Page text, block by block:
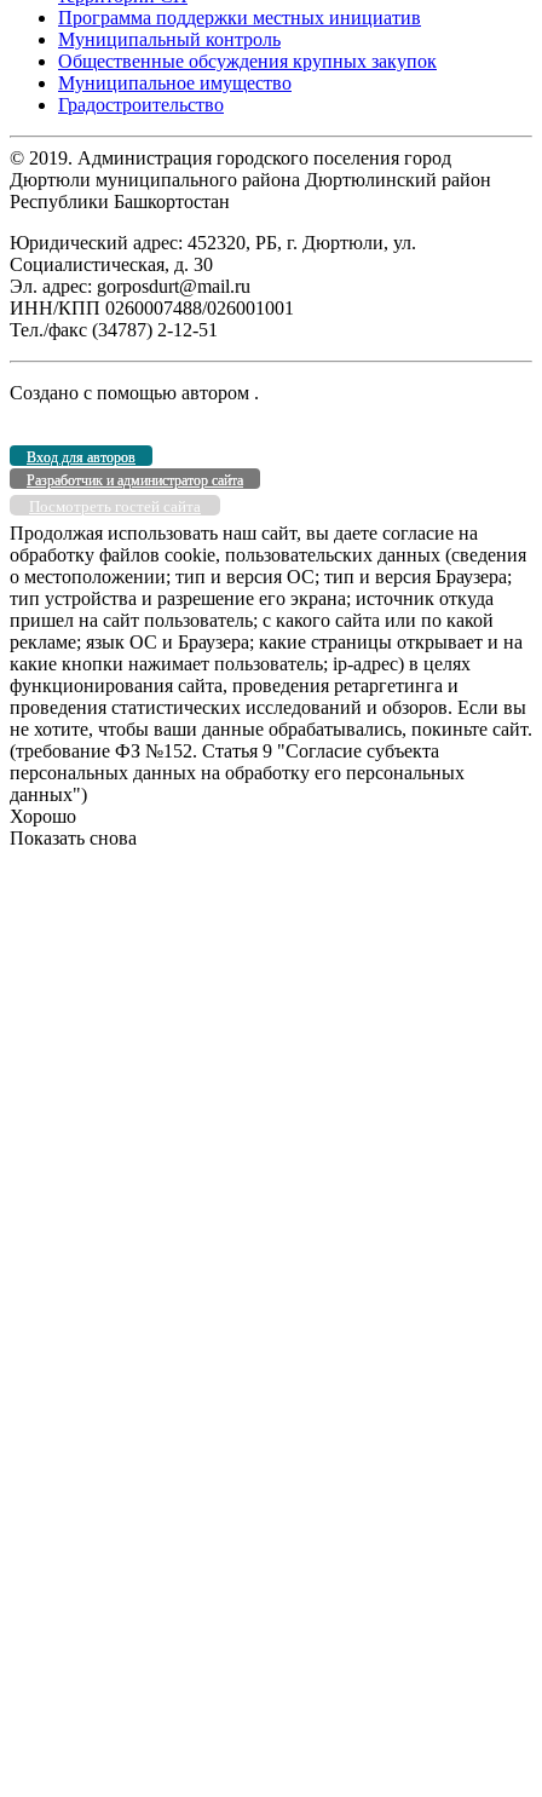
Программа поддержки местных инициатив
Муниципальный контроль
Общественные обсуждения крупных закупок
Муниципальное имущество
Градостроительство
© 2019. Администрация городского поселения город
Дюртюли муниципального района Дюртюлинский район
Республики Башкортостан
Юридический адрес: 452320, РБ, г. Дюртюли, ул.
Социалистическая, д. 30
Эл. адрес: gorposdurt@mail.ru
ИНН/КПП 0260007488/026001001
Тел./факс (34787) 2-12-51
Создано с помощью автором .
Вход для авторов
Разработчик и администратор сайта
Посмотреть гостей сайта
Продолжая использовать наш сайт, вы даете согласие на
обработку файлов cookie, пользовательских данных (сведения
о местоположении; тип и версия ОС; тип и версия Браузера;
тип устройства и разрешение его экрана; источник откуда
пришел на сайт пользователь; с какого сайта или по какой
рекламе; язык ОС и Браузера; какие страницы открывает и на
какие кнопки нажимает пользователь; ip-адрес) в целях
функционирования сайта, проведения ретаргетинга и
проведения статистических исследований и обзоров. Если вы
не хотите, чтобы ваши данные обрабатывались, покиньте сайт.
(требование ФЗ №152. Статья 9 "Согласие субъекта
персональных данных на обработку его персональных
данных")
Хорошо
Показать снова